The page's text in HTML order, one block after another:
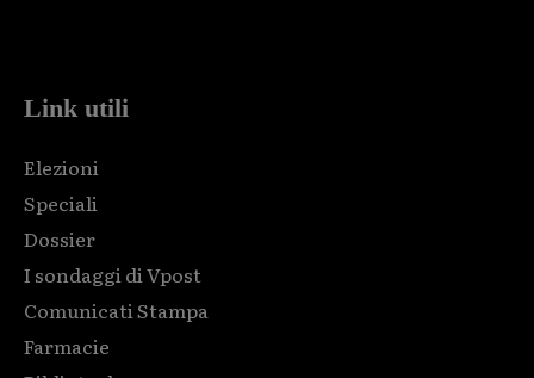
Link utili
Elezioni
Speciali
Dossier
I sondaggi di Vpost
Comunicati Stampa
Farmacie